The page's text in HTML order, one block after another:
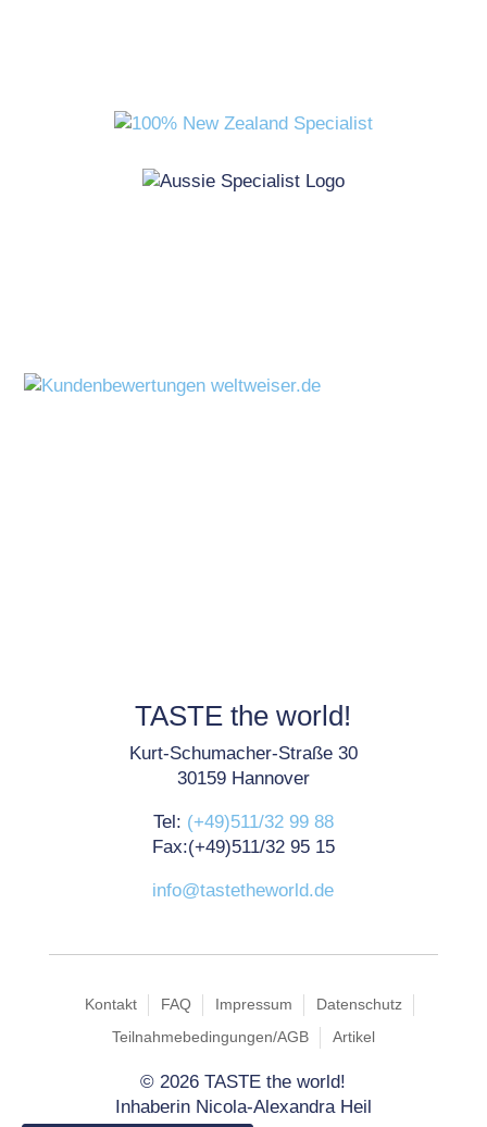
TASTE the world!
Kurt-Schumacher-Straße 30
30159 Hannover
Tel: (+49)511/32 99 88
Fax:(+49)511/32 95 15
info@tastetheworld.de
Kontakt FAQ Impressum
Datenschutz
Teilnahmebedingungen/AGB
Artikel
©2026 TASTE the world!
Inhaberin Nicola-Alexandra Heil